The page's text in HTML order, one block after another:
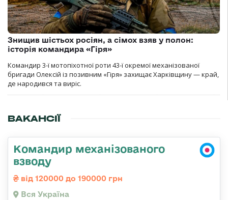
Знищив шістьох росіян, а сімох взяв у полон:
історія командира «Гіря»
Командир 3-ї мотопіхотної роти 43-ї окремої механізованої
бригади Олексій із позивним «Гіря» захищає Харківщину — край,
де народився та виріс.
ВАКАНСІЇ
Командир механізованого
взводу
від 120000 до 190000 грн
Вся Україна